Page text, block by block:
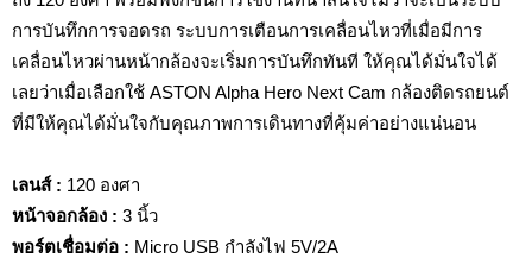
การบันทึกการจอดรถ ระบบการเตือนการเคลื่อนไหวที่เมื่อมีการ
เคลื่อนไหวผ่านหน้ากล้องจะเริ่มการบันทึกทันที ให้คุณได้มั่นใจได้
เลยว่าเมื่อเลือกใช้ ASTON Alpha Hero Next Cam กล้องติดรถยนต์
ที่มีให้คุณได้มั่นใจกับคุณภาพการเดินทางที่คุ้มค่าอย่างแน่นอน
เลนส์ : 120 องศา
หน้าจอกล้อง : 3 นิ้ว
พอร์ตเชื่อมต่อ : Micro USB กำลังไฟ 5V/2A